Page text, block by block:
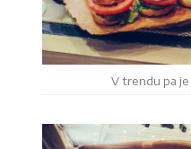
V trendu pa je